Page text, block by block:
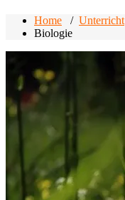
Home / Unterricht
Biologie